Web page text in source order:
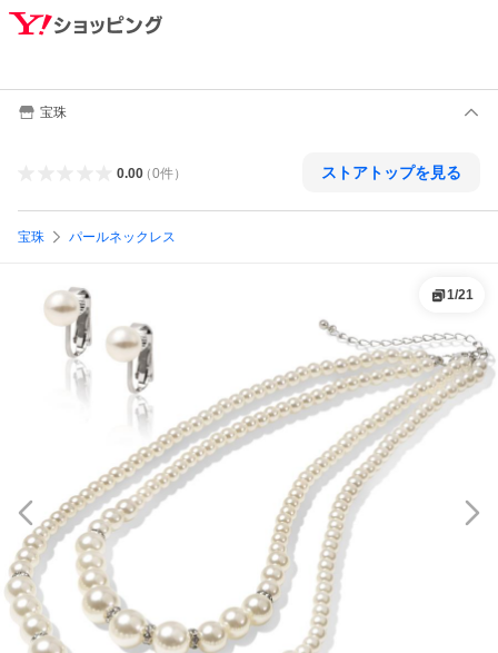
宝珠
0.00（0件） ストアトップを見る
宝珠 パールネックレス
1/21